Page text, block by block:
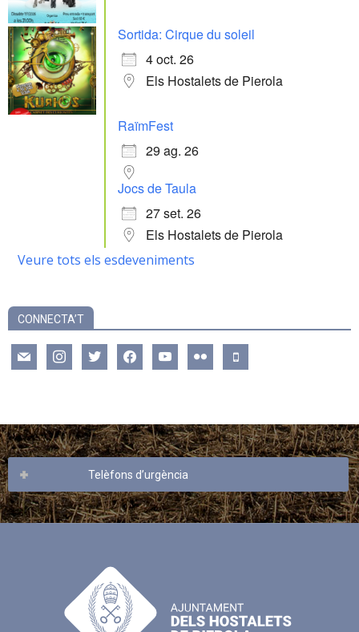
Sortida: Cirque du soleil
4 oct. 26
Els Hostalets de Pierola
RaïmFest
29 ag. 26
Jocs de Taula
27 set. 26
Els Hostalets de Pierola
Veure tots els esdeveniments
CONNECTA’T
mail instagramtwitter facebookyoutube flickr mobile
Telèfons d’urgència